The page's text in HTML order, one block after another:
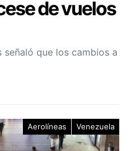
de vuelos
señaló que los cambios a
Aerolíneas Venezuela